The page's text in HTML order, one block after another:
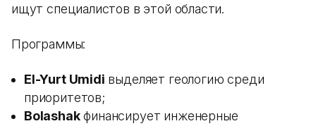
ищут специалистов в этой области.
Программы:
El-Yurt Umidi выделяет геологию среди
приоритетов;
Bolashakфинансирует инженерные